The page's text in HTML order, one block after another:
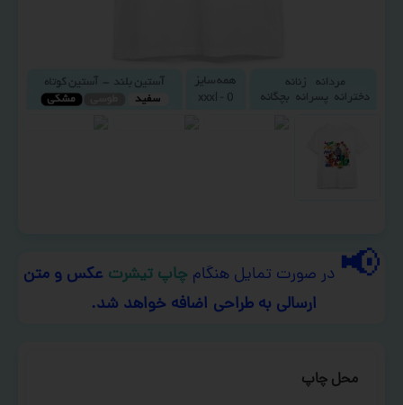
📢 در صورت تمایل هنگام چاپ تیشرت عکس و متن
ارسالی به طراحی اضافه خواهد شد.
محل چاپ